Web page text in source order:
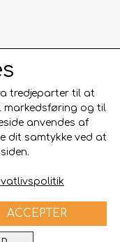
tredjeparter til at
markedsføring og til
anvendes af
dit samtykke ved at
ACCEPTER